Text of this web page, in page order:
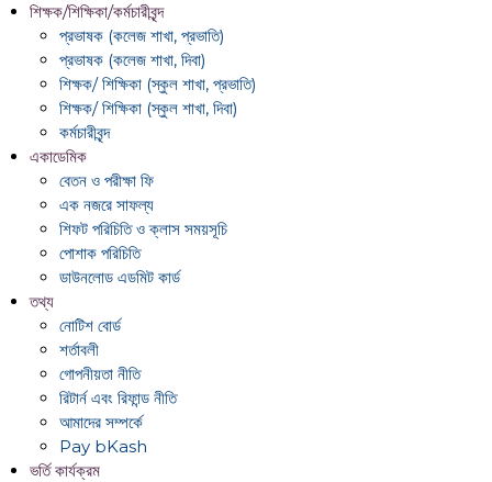
শিক্ষক/শিক্ষিকা/কর্মচারীবৃন্দ
প্রভাষক (কলেজ শাখা, প্রভাতি)
প্রভাষক (কলেজ শাখা, দিবা)
শিক্ষক/ শিক্ষিকা (স্কুল শাখা, প্রভাতি)
শিক্ষক/ শিক্ষিকা (স্কুল শাখা, দিবা)
কর্মচারীবৃন্দ
একাডেমিক
বেতন ও পরীক্ষা ফি
এক নজরে সাফল্য
শিফট পরিচিতি ও ক্লাস সময়সূচি
পোশাক পরিচিতি
ডাউনলোড এডমিট কার্ড
তথ্য
নোটিশ বোর্ড
শর্তাবলী
গোপনীয়তা নীতি
রিটার্ন এবং রিফান্ড নীতি
আমাদের সম্পর্কে
Pay bKash
ভর্তি কার্যক্রম